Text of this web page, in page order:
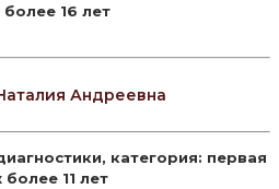
16 лет
Андреевна
категория: первая
более 11 лет